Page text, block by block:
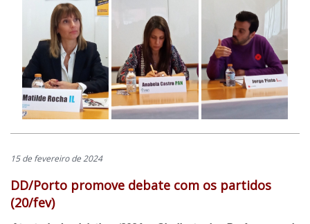
15 de fevereiro de 2024
DD/Porto promove debate com os partidos
(20/fev)